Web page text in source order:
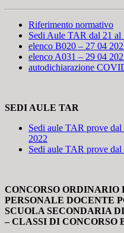
Riferimento normativo
Sedi Aule TAR dal 21
elenco B020 – 27 04
elenco A031 – 29 04
autodichiarazione
SEDI AULE TAR
Sedi aule TAR prove
2022
Sedi aule TAR prove
CONCORSO
PERSONALE DOCENTE
SCUOLA SECONDARIA
– CLASSI DI CONCORSO